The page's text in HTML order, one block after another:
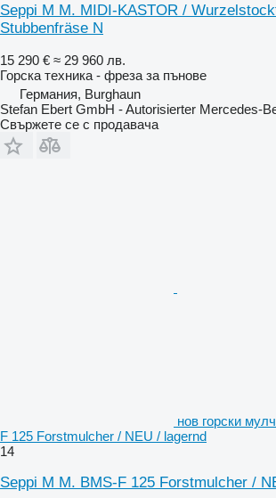
Seppi M M. MIDI-KASTOR /
Stubbenfräse N
15 290 € ≈ 29 960 лв.
Горска техника - фреза за пънове
Германия, Burghaun
Stefan Ebert GmbH - Autorisierter Mercedes-
Свържете се с продавача
нов горски
F 125 Forstmulcher / NEU / lagernd
14
Seppi M M. BMS-F 125 Forstmulcher /